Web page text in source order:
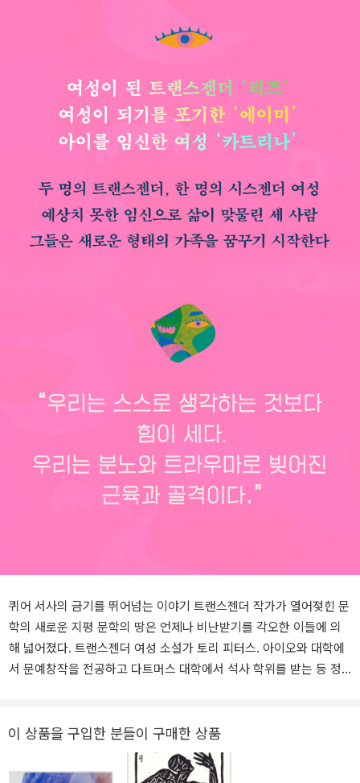
퀴어 서사의 금기를 뛰어넘는 이야기 트랜스젠더 작가가 열어젖힌 문
학의 새로운 지평 문학의 땅은 언제나 비난받기를 각오한 이들에 의
해 넓어졌다. 트랜스젠더 여성 소설가 토리 피터스. 아이오와 대학에
서 문예창작을 전공하고 다트머스 대학에서 석사 학위를 받는 등 정
관해 자유롭게 쓰기 위해서였다. 온라인에 올린 중편소설들이 독자들
사이에서 점차 반향을 일으켰고, 트랜스젠더 커뮤니티 중심으로 작가
팬덤이 형성되기에 이르자 주류문학계 역시 토리 피터스의 이름을 기
이 상품을 구입한 분들이 구매한 상품